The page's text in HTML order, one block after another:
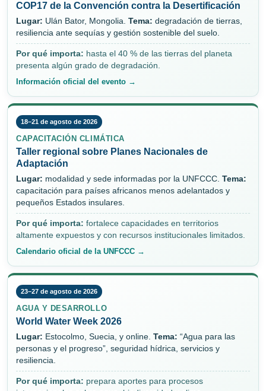
COP17 de la Convención contra la Desertificación
Lugar: Ulán Bator, Mongolia. Tema: degradación de tierras,
resiliencia ante sequías y gestión sostenible del suelo.
Por qué importa: hasta el 40 % de las tierras del planeta
presenta algún grado de degradación.
Información oficial del evento →
18–21 de agosto de 2026
CAPACITACIÓN CLIMÁTICA
Taller regional sobre Planes Nacionales de
Adaptación
Lugar: modalidad y sede informadas por la UNFCCC. Tema:
capacitación para países africanos menos adelantados y
pequeños Estados insulares.
Por qué importa: fortalece capacidades en territorios
altamente expuestos y con recursos institucionales limitados.
Calendario oficial de la UNFCCC →
23–27 de agosto de 2026
AGUA Y DESARROLLO
World Water Week 2026
Lugar: Estocolmo, Suecia, y online. Tema: “Agua para las
personas y el progreso”, seguridad hídrica, servicios y
resiliencia.
Por qué importa: prepara aportes para procesos